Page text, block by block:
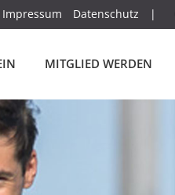
Impressum Datenschutz |
MITGLIED WERDEN